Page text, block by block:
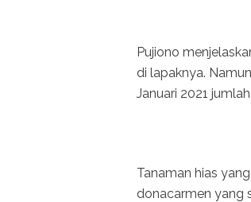
Pujiono
di lapaknya.
Januari 2021
Tanaman hias
donacarmen yang